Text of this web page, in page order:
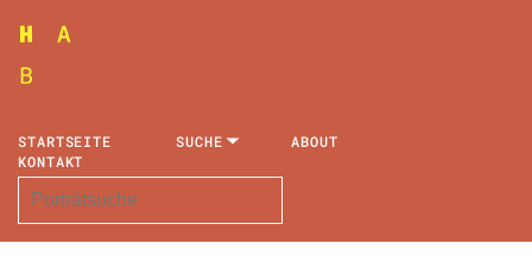
STARTSEITE SUCHE
ABOUT
KONTAKT